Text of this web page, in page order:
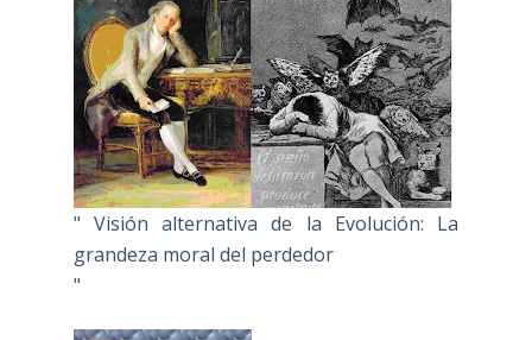
" Visión alternativa de la Evolución: La
grandeza moral del perdedor
"